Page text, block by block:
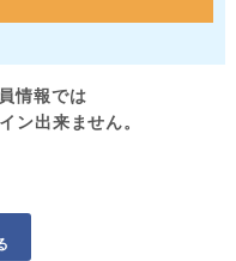
情報では
ン出来ません。